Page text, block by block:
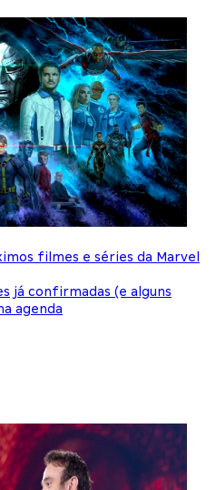
filmes e séries da Marvel
já confirmadas (e alguns
agenda